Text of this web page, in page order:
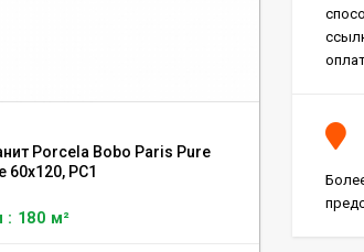
Porcela Bobo Paris Pure
60x120, PC1
: 180 м²
R9TJ
Matt Rt